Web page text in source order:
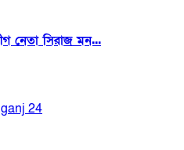
নেতা সিরাজ মন...
24